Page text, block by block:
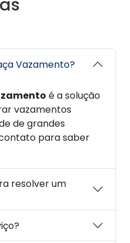
Vazamento?
é a solução
vazamentos
de grandes
para saber
resolver um